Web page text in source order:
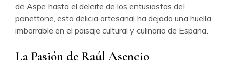
de Aspe hasta el deleite de los entusiastas del
panettone, esta delicia artesanal ha dejado una huella
imborrable en el paisaje cultural y culinario de España.
La Pasión de Raúl Asencio